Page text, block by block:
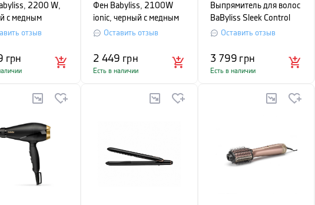
2200 W,
с медным
отзыв
грн
Фен Babyliss, 2100W
ionic, черный с медным
Оставить отзыв
2 449 грн
Есть в наличии
Выпрямитель для волос
BaByliss Sleek Control
Wide, черный
Оставить отзыв
3 799 грн
Есть в наличии